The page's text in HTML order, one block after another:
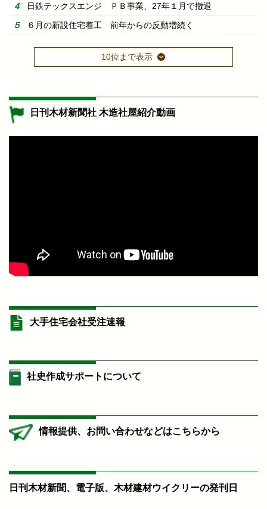
日鉄テックスエンジ ＰＢ事業、27年１月で撤退
６月の新設住宅着工 前年からの反動増続く
10位まで表示
日刊木材新聞社 木造社屋紹介動画
大手住宅会社受注速報
社史作成サポートについて
情報提供、お問い合わせなどはこちらから
日刊木材新聞、電子版、木材建材ウイクリーの発刊日